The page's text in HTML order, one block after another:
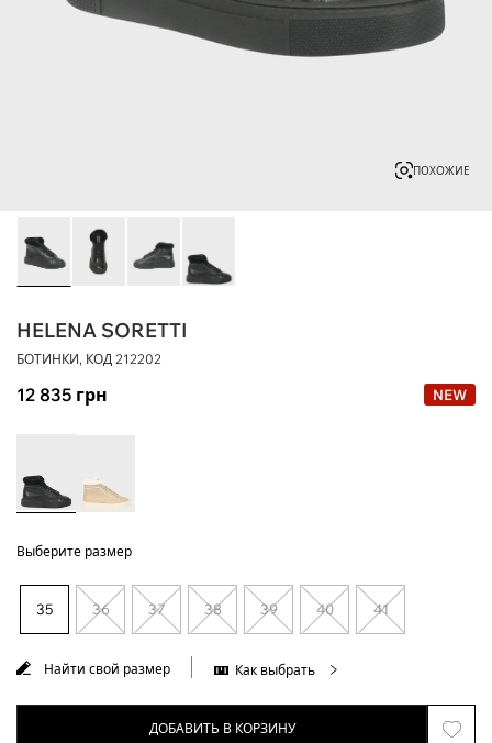
ПОХОЖИЕ
HELENA SORETTI
БОТИНКИ, КОД 212202
12 835 грн NEW
Выберите размер
35 36 37 38 39 40 41
Найти свой размер Как выбрать
ДОБАВИТЬ В КОРЗИНУ